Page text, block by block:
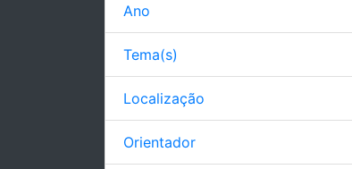
Ano
Tema(s)
Localização
Orientador